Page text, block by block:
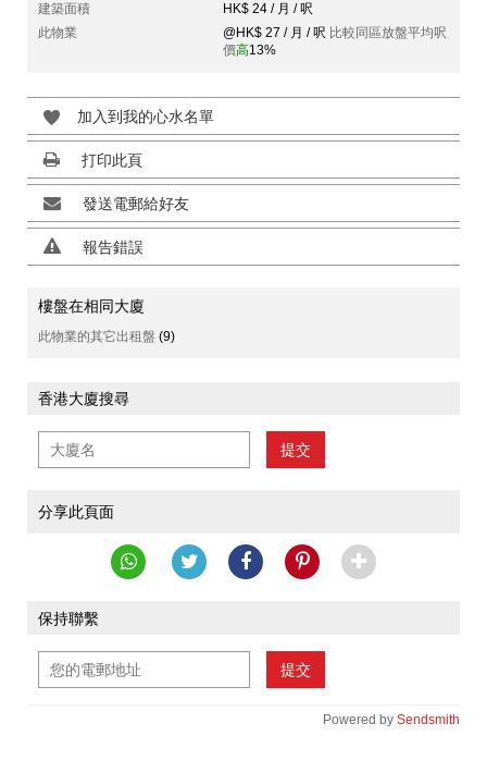
建築面積
HK$ 24 / 月 / 呎
此物業
@HK$ 27 / 月 / 呎 比較同區放盤平均呎
價高13%
加入到我的心水名單
打印此頁
發送電郵給好友
報告錯誤
樓盤在相同大廈
此物業的其它出租盤 (9)
香港大廈搜尋
提交
分享此頁面
保持聯繫
提交
Powered by Sendsmith